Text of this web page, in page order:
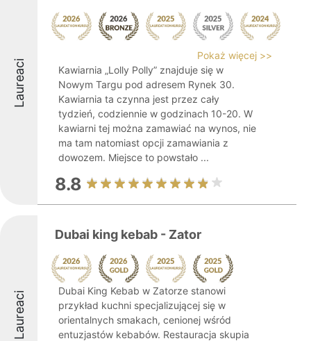
Laureaci
Pokaż więcej >>
Kawiarnia „Lolly Polly” znajduje się w
Nowym Targu pod adresem Rynek 30.
Kawiarnia ta czynna jest przez cały
tydzień, codziennie w godzinach 10-20. W
kawiarni tej można zamawiać na wynos, nie
ma tam natomiast opcji zamawiania z
dowozem. Miejsce to powstało ...
8.8
Laureaci
Dubai king kebab - Zator
Dubai King Kebab w Zatorze stanowi
przykład kuchni specjalizującej się w
orientalnych smakach, cenionej wśród
entuzjastów kebabów. Restauracja skupia